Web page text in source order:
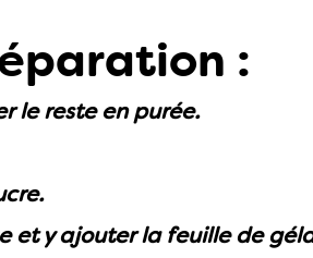
:
le reste en purée.
et y ajouter la feuille de